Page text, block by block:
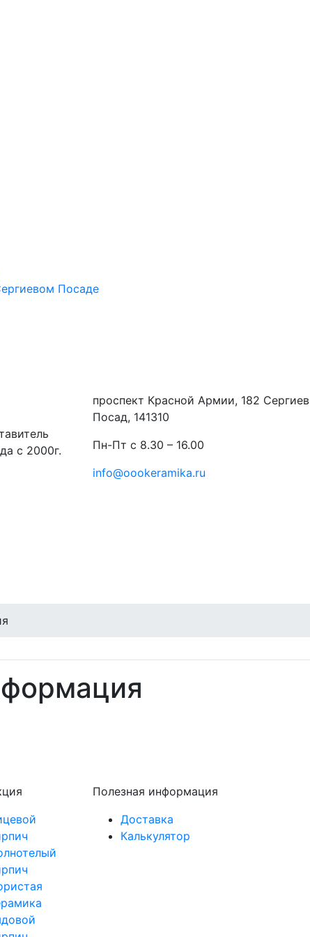
Посаде
с 2000г.
проспект Красной Армии, 182 Сергиев
Посад, 141310
Пн-Пт с 8.30 – 16.00
info@oookeramika.ru
Полезная информация
Доставка
Калькулятор